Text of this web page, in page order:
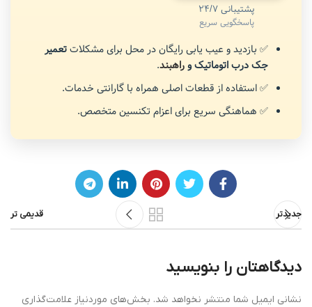
پشتیبانی 24/7
پاسخگویی سریع
✅ بازدید و عیب یابی رایگان در محل برای مشکلاتتعمیر
جک درب اتوماتیک وراهبند.
✅ استفاده از قطعات اصلی همراه با گارانتی خدمات.
✅ هماهنگی سریع برای اعزام تکنسین متخصص.
جدیدتر قدیمی تر
دیدگاهتان را بنویسید
نشانی ایمیل شما منتشر نخواهد شد. بخش‌های موردنیاز علامت‌گذاری